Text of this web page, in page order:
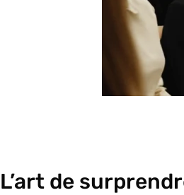
L’art de